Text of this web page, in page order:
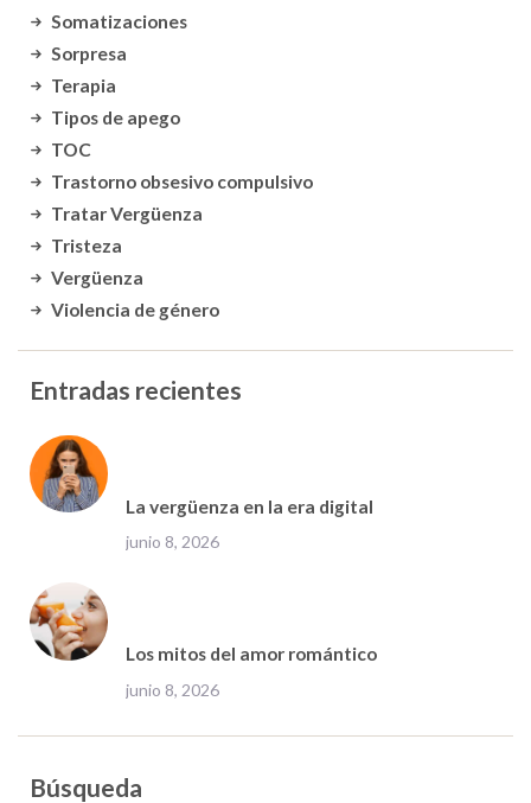
Somatizaciones
Sorpresa
Terapia
Tipos de apego
TOC
Trastorno obsesivo compulsivo
Tratar Vergüenza
Tristeza
Vergüenza
Violencia de género
Entradas recientes
La vergüenza en la era digital
junio 8, 2026
Los mitos del amor romántico
junio 8, 2026
Búsqueda